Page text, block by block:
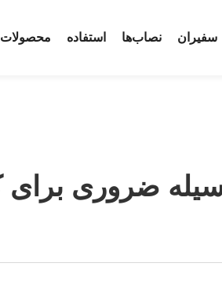
محصولات استفاده نصاب‌ها سفیران